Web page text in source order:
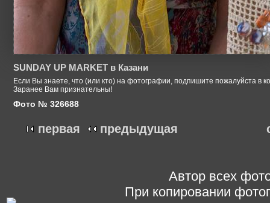
SUNDAY UP MARKET в Казани
Если Вы знаете, что (или кто) на фотографии, подпишите пожалуйста в
Заранее Вам признательны!
Фото № 326688
первая предыдущая
Автор всех
При копировании